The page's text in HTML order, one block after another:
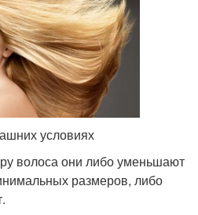
условиях
волоса они либо уменьшают
размеров, либо